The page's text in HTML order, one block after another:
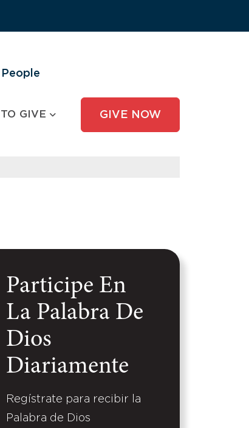
GIVE GIVE NOW
Participe En
La Palabra De
Dios
Diariamente
Regístrate para recibir la
Palabra de Dios